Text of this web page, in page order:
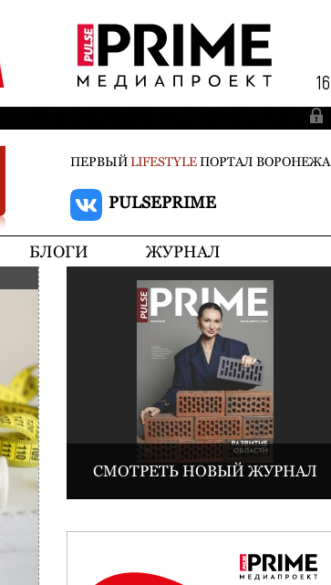
ПЕРВЫЙLIFESTYLEПОРТАЛ ВОРОНЕЖА
PULSEPRIME
БЛОГИ ЖУРНАЛ
СМОТРЕТЬ НОВЫЙ ЖУРНАЛ